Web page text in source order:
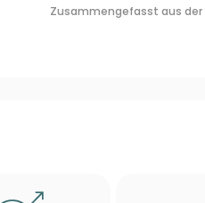
Zusammengefasst aus der